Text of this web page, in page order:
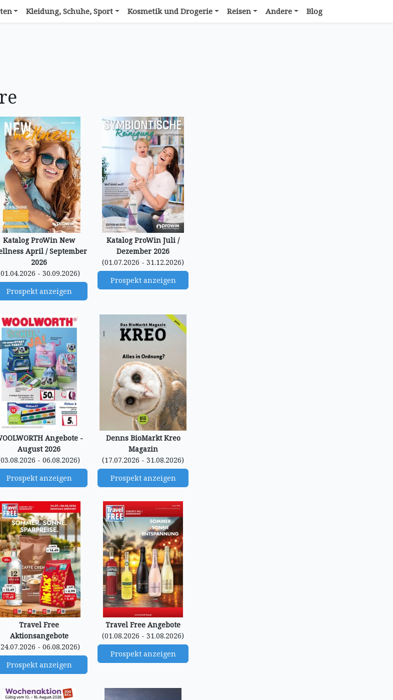
Kleidung, Schuhe, Sport Kosmetik und Drogerie Reisen Andere Blog
Katalog ProWin New
April / September
2026
- 30.09.2026)
Prospekt anzeigen
Katalog ProWin Juli /
Dezember 2026
(01.07.2026 - 31.12.2026)
Prospekt anzeigen
Angebote -
August 2026
- 06.08.2026)
Prospekt anzeigen
Denns BioMarkt Kreo
Magazin
(17.07.2026 - 31.08.2026)
Prospekt anzeigen
Travel Free
Aktionsangebote
- 06.08.2026)
Prospekt anzeigen
Travel Free Angebote
(01.08.2026 - 31.08.2026)
Prospekt anzeigen